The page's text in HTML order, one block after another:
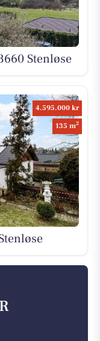
Stenløse
4.595.000 kr
135 m2